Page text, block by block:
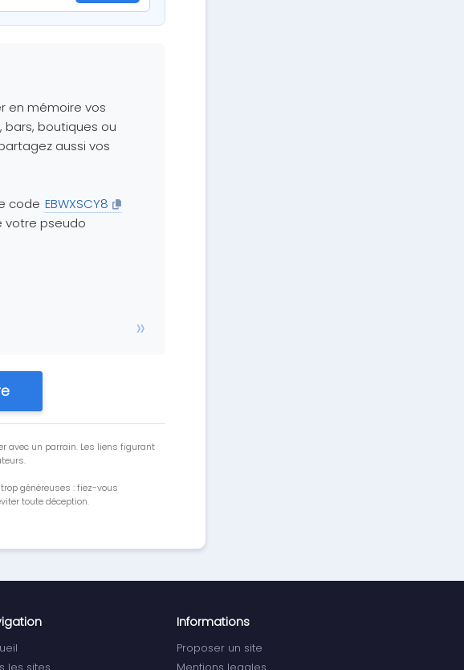
en mémoire vos
boutiques ou
aussi vos
code EBWXSCY8
votre pseudo
avec un parrain. Les liens figurant
généreuses : fiez-vous
toute déception.
Informations
Proposer un site